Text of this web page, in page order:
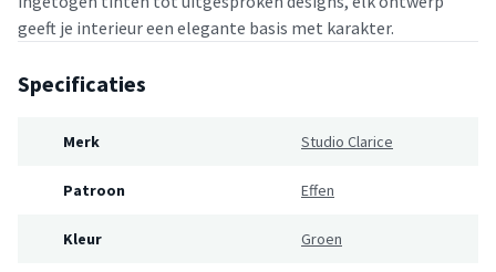
geeft je interieur een elegante basis met karakter.
Specificaties
Merk Studio Clarice
Patroon Effen
Kleur Groen